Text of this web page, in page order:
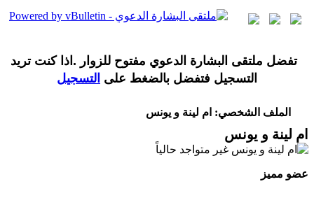
تفضل ملتقى البشارة الدعوي مفتوح للزوار .اذا كنت تريد
التسجيل فتفضل بالضغط على التسجيل
الملف الشخصي: ام لينة و يونس
ام لينة و يونس
عضو مميز